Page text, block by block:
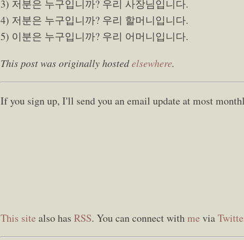
3) 저분은 누구입니까? 우리 사장님입니다.
4) 저분은 누구입니까? 우리 할머니입니다.
5) 이분은 누구입니까? 우리 어머니입니다.
This post was originally hostedelsewhere.
If you sign up, I'll send you an email update at most
This site also has RSS. You can connect withme via